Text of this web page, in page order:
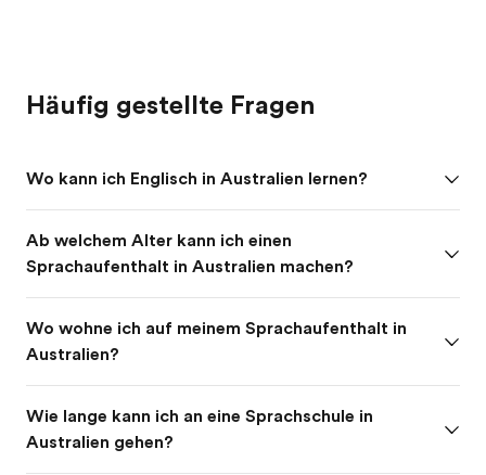
Häufig gestellte Fragen
Wo kann ich Englisch in Australien lernen?
Ab welchem Alter kann ich einen
Sprachaufenthalt in Australien machen?
Wo wohne ich auf meinem Sprachaufenthalt in
Australien?
Wie lange kann ich an eine Sprachschule in
Australien gehen?